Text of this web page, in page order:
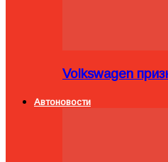
Volkswagen
Автоновости